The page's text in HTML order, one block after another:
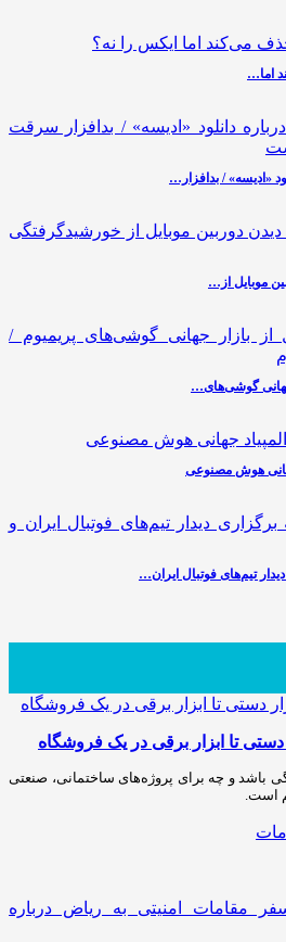
اما…
«ادیسه» / بدافزار…
موبایل از…
گوشی‌های…
هوش مصنوعی
تیم‌های فوتبال ایران…
دستی تا ابزار برقی در یک فروشگاه
باشد و چه برای پروژه‌های ساختمانی، صنعتی
است.